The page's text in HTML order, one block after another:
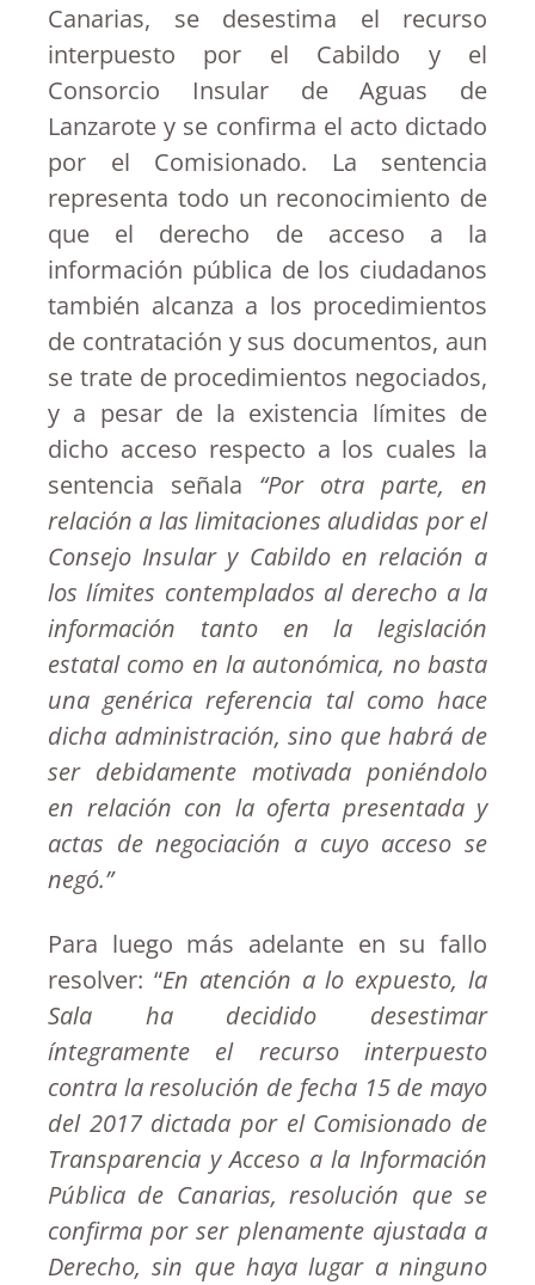
Canarias, se desestima el recurso
interpuesto por el Cabildo y el
Consorcio Insular de Aguas de
Lanzarote y se confirma el acto dictado
por el Comisionado. La sentencia
representa todo un reconocimiento de
que el derecho de acceso a la
información pública de los ciudadanos
también alcanza a los procedimientos
de contratación y sus documentos, aun
se trate de procedimientos negociados,
y a pesar de la existencia límites de
dicho acceso respecto a los cuales la
sentencia señala “Por otra parte, en
relación a las limitaciones aludidas por el
Consejo Insular y Cabildo en relación a
los límites contemplados al derecho a la
información tanto en la legislación
estatal como en la autonómica, no basta
una genérica referencia tal como hace
dicha administración, sino que habrá de
ser debidamente motivada poniéndolo
en relación con la oferta presentada y
actas de negociación a cuyo acceso se
negó.”
Para luego más adelante en su fallo
resolver: “En atención a lo expuesto, la
Sala ha decidido desestimar
íntegramente el recurso interpuesto
contra la resolución de fecha 15 de mayo
del 2017 dictada por el Comisionado de
Transparencia y Acceso a la Información
Pública de Canarias, resolución que se
confirma por ser plenamente ajustada a
Derecho, sin que haya lugar a ninguno